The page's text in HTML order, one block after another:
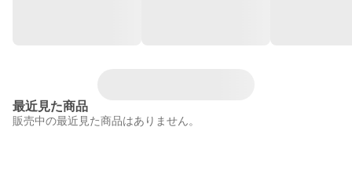
最近見た商品
販売中の最近見た商品はありません。